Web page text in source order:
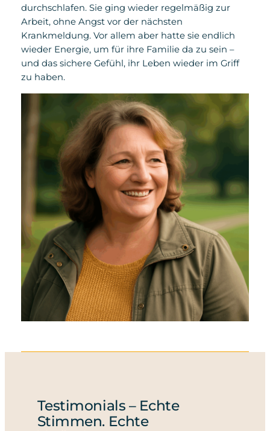
durchschlafen. Sie ging wieder regelmäßig zur
Arbeit, ohne Angst vor der nächsten
Krankmeldung. Vor allem aber hatte sie endlich
wieder Energie, um für ihre Familie da zu sein –
und das sichere Gefühl, ihr Leben wieder im Griff
zu haben.
Testimonials – Echte
Stimmen. Echte